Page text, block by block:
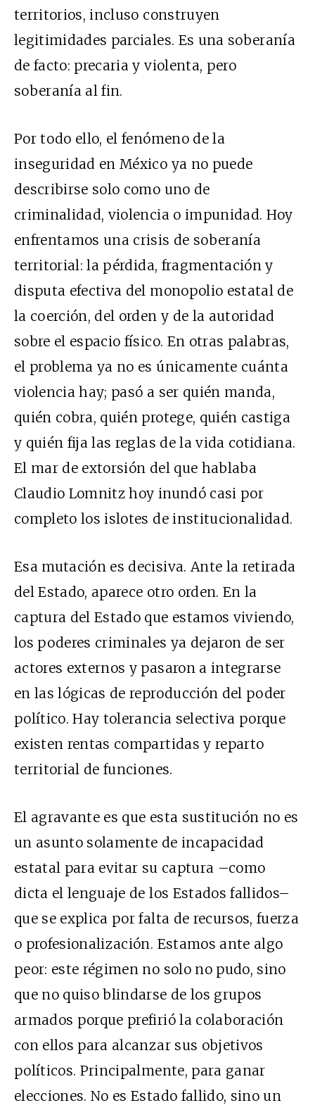
territorios, incluso construyen
legitimidades parciales. Es una soberanía
de facto: precaria y violenta, pero
soberanía al fin.
Por todo ello, el fenómeno de la
inseguridad en México ya no puede
describirse solo como uno de
criminalidad, violencia o impunidad. Hoy
enfrentamos una crisis de soberanía
territorial: la pérdida, fragmentación y
disputa efectiva del monopolio estatal de
la coerción, del orden y de la autoridad
sobre el espacio físico. En otras palabras,
el problema ya no es únicamente cuánta
violencia hay; pasó a ser quién manda,
quién cobra, quién protege, quién castiga
y quién fija las reglas de la vida cotidiana.
El mar de extorsión del que hablaba
Claudio Lomnitz hoy inundó casi por
completo los islotes de institucionalidad.
Esa mutación es decisiva. Ante la retirada
del Estado, aparece otro orden. En la
captura del Estado que estamos viviendo,
los poderes criminales ya dejaron de ser
actores externos y pasaron a integrarse
en las lógicas de reproducción del poder
político. Hay tolerancia selectiva porque
existen rentas compartidas y reparto
territorial de funciones.
El agravante es que esta sustitución no es
un asunto solamente de incapacidad
estatal para evitar su captura –como
dicta el lenguaje de los Estados fallidos–
que se explica por falta de recursos, fuerza
o profesionalización. Estamos ante algo
peor: este régimen no solo no pudo, sino
que no quiso blindarse de los grupos
armados porque prefirió la colaboración
con ellos para alcanzar sus objetivos
políticos. Principalmente, para ganar
elecciones. No es Estado fallido, sino un